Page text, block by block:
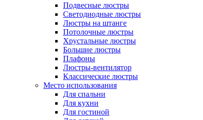
Подвесные люстры
Светодиодные люстры
Люстры на штанге
Потолочные люстры
Хрустальные люстры
Большие люстры
Плафоны
Люстры-вентилятор
Классические люстры
Место использования
Для спальни
Для кухни
Для гостиной